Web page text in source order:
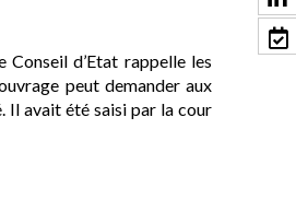
d’Etat rappelle les
peut demander aux
Il avait été saisi par la cour